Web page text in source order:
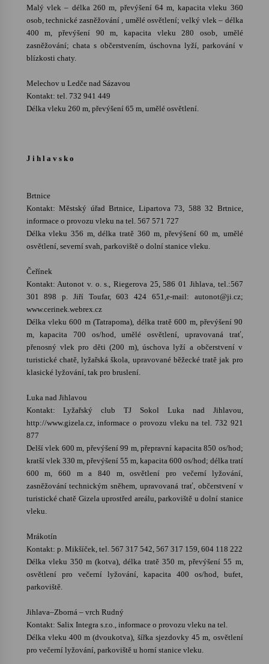
Malý vlek – délka 260 m, převýšení 64 m, kapacita vleku 360
osob, technické zasněžování , umělé osvětlení; velký vlek – délka
400 m, převýšení 90 m, kapacita vleku 280 osob, umělé
zasněžování; chata s občerstvením, úschovna lyží, parkování v
blízkosti chaty.
Melechov u Ledče nad Sázavou
Kontakt: tel. 732 941 449
Délka vleku 260 m, převýšení 65 m, umělé osvětlení.
J i h l a v s k o
Brtnice
Kontakt: Městský úřad Brtnice, Lipartova 73, 588 32 Brtnice,
informace o provozu vleku na tel. 567 571 727
Délka vleku 356 m, délka tratě 360 m, převýšení 60 m, umělé
osvětlení, severní svah, parkoviště o dolní stanice vleku.
Čeřínek
Kontakt: Autonot v. o. s., Riegerova 25, 586 01 Jihlava, tel.:567
301 898 p. Jiří Toufar, 603 424 651,e-mail: autonot@ji.cz;
www.cerinek.webrex.cz
Délka vleku 600 m (Tatrapoma), délka tratě 600 m, převýšení 90
m, kapacita 700 os/hod, umělé osvětlení, upravovaná trať,
přenosný vlek pro děti (200 m), úschova lyží a občerstvení v
turistické chatě, lyžařská škola, upravované běžecké tratě jak pro
klasické lyžování, tak pro bruslení.
Luka nad Jihlavou
Kontakt: Lyžařský club TJ Sokol Luka nad Jihlavou,
http://www.gizela.cz, informace o provozu vleku na tel. 732 921
877
Delší vlek 600 m, převýšení 99 m, přepravní kapacita 850 os/hod;
kratší vlek 330 m, převýšení 55 m, kapacita 600 os/hod; délka tratí
600 m, 660 m a 840 m, osvětlení pro večerní lyžování,
zasněžování technickým sněhem, upravovaná trať, občerstvení v
turistické chatě Gizela uprostřed areálu, parkoviště u dolní stanice
vleku.
Mrákotín
Kontakt: p. Mikšíček, tel. 567 317 542, 567 317 159, 604 118 222
Délka vleku 350 m (kotva), délka tratě 350 m, převýšení 55 m,
osvětlení pro večerní lyžování, kapacita 400 os/hod, bufet,
parkoviště.
Jihlava–Zborná – vrch Rudný
Kontakt: Salix Integra s.r.o., informace o provozu vleku na tel.
Délka vleku 400 m (dvoukotva), šířka sjezdovky 45 m, osvětlení
pro večerní lyžování, parkoviště u horní stanice vleku.